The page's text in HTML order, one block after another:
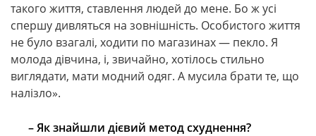
такого життя, ставлення людей до мене. Бо ж усі
спершу дивляться на зовнішність. Особистого життя
не було взагалі, ходити по магазинах — пекло. Я
молода дівчина, і, звичайно, хотілось стильно
виглядати, мати модний одяг. А мусила брати те, що
налізло».
– Як знайшли дієвий метод схуднення?